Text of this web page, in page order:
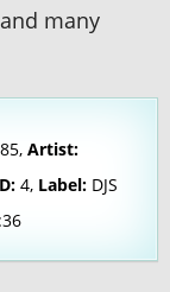
many
Artist:
4, Label: DJS